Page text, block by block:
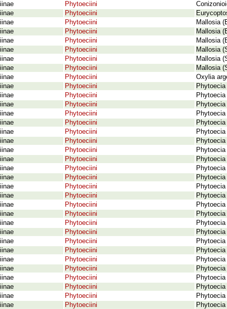
Phytoeciini
Phytoeciini
Phytoeciini
Mallosia
Phytoeciini
Mallosia
Phytoeciini
Mallosia
Phytoeciini
Mallosia
Phytoeciini
Mallosia
Phytoeciini
Mallosia
Phytoeciini
Oxylia
Phytoeciini
Phytoeciini
Phytoeciini
Phytoeciini
Phytoeciini
Phytoeciini
Phytoeciini
Phytoeciini
Phytoeciini
Phytoeciini
Phytoeciini
Phytoeciini
Phytoeciini
Phytoeciini
Phytoeciini
Phytoeciini
Phytoeciini
Phytoeciini
Phytoeciini
Phytoeciini
Phytoeciini
Phytoeciini
Phytoeciini
Phytoeciini
Phytoeciini